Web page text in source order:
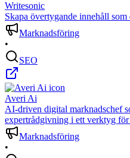
Writesonic
Skapa övertygande innehåll
Marknadsföring
•
SEO
Averi Ai
AI-driven digital marknadschef
expertrådgivning i ett verktyg
Marknadsföring
•